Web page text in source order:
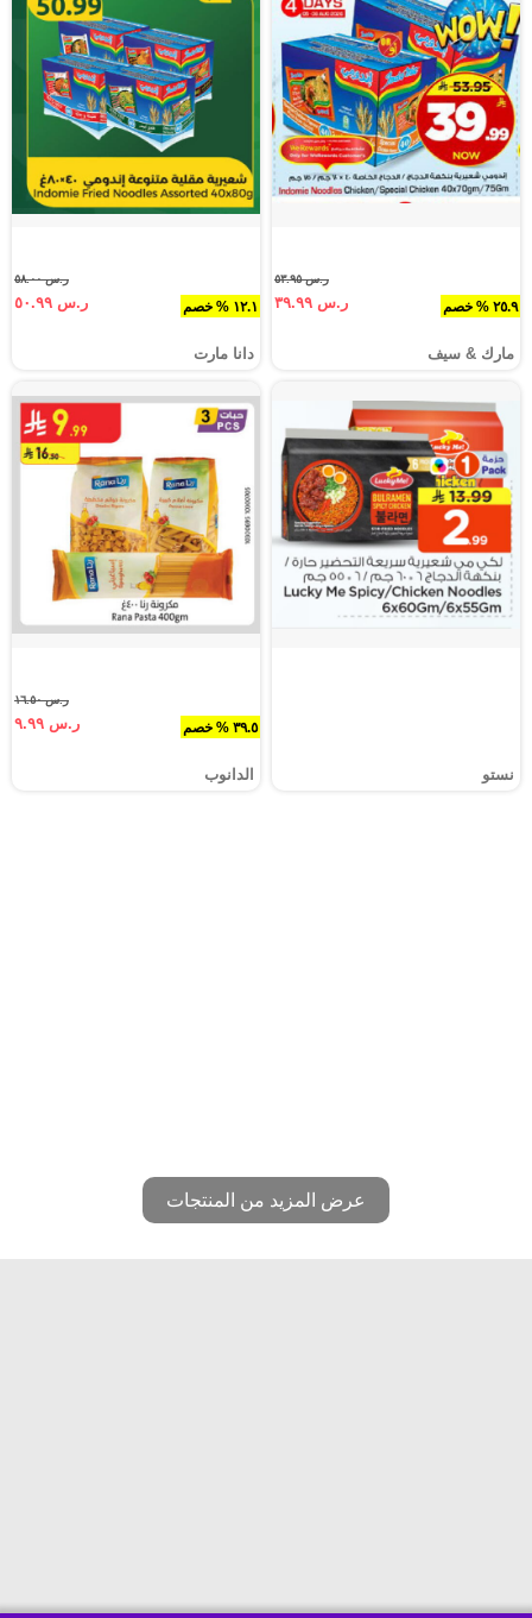
٢٥.٩ % خصم
ر.س ٥٣.٩٥
ر.س ٣٩.٩٩
مارك & سيف
١٢.١ % خصم
ر.س ٥٨.٠٠
ر.س ٥٠.٩٩
دانا مارت
نستو
٣٩.٥ % خصم
ر.س ١٦.٥٠
ر.س ٩.٩٩
الدانوب
عرض المزيد من المنتجات